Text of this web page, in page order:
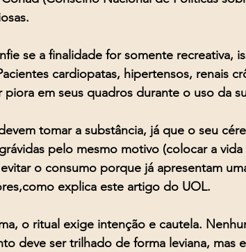
se a finalidade for somente recreativa,
cardiopatas, hipertensos, renais
piora em seus quadros durante o uso da
tomar a substância, já que o seu
pelo mesmo motivo (colocar a
o consumo porque já apresentam
explica este artigo do UOL.
o ritual exige intenção e cautela.
deve ser trilhado de forma leviana, mas